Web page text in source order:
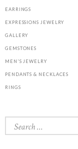
EARRINGS
EXPRESSIONS JEWELRY
GALLERY
GEMSTONES
MEN'S JEWELRY
PENDANTS & NECKLACES
RINGS
Search
for: